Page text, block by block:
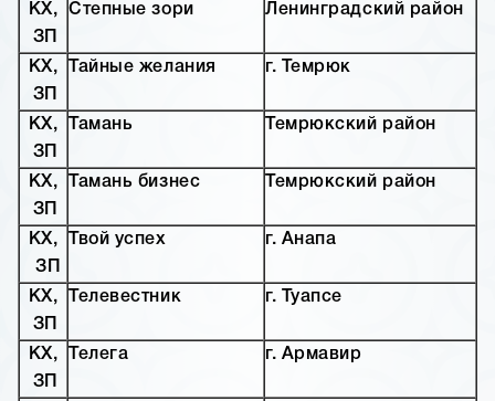
КХ,
ЗП
Степные зори Ленинградский район
КХ,
ЗП
Тайные желания г. Темрюк
КХ,
ЗП
Тамань Темрюкский район
КХ,
ЗП
Тамань бизнес Темрюкский район
КХ,
ЗП
Твой успех г. Анапа
КХ,
ЗП
Телевестник г. Туапсе
КХ,
ЗП
Телега г. Армавир